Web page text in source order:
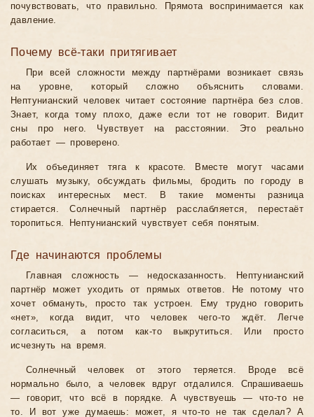
почувствовать, что правильно. Прямота воспринимается как
давление.
Почему всё-таки притягивает
При всей сложности между партнёрами возникает связь
на уровне, который сложно объяснить словами.
Нептунианский человек читает состояние партнёра без слов.
Знает, когда тому плохо, даже если тот не говорит. Видит
сны про него. Чувствует на расстоянии. Это реально
работает — проверено.
Их объединяет тяга к красоте. Вместе могут часами
слушать музыку, обсуждать фильмы, бродить по городу в
поисках интересных мест. В такие моменты разница
стирается. Солнечный партнёр расслабляется, перестаёт
торопиться. Нептунианский чувствует себя понятым.
Где начинаются проблемы
Главная сложность — недосказанность. Нептунианский
партнёр может уходить от прямых ответов. Не потому что
хочет обмануть, просто так устроен. Ему трудно говорить
«нет», когда видит, что человек чего-то ждёт. Легче
согласиться, а потом как-то выкрутиться. Или просто
исчезнуть на время.
Солнечный человек от этого теряется. Вроде всё
нормально было, а человек вдруг отдалился. Спрашиваешь
— говорит, что всё в порядке. А чувствуешь — что-то не
то. И вот уже думаешь: может, я что-то не так сделал? А